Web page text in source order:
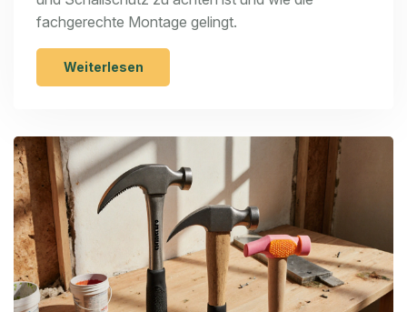
fachgerechte Montage gelingt.
Weiterlesen